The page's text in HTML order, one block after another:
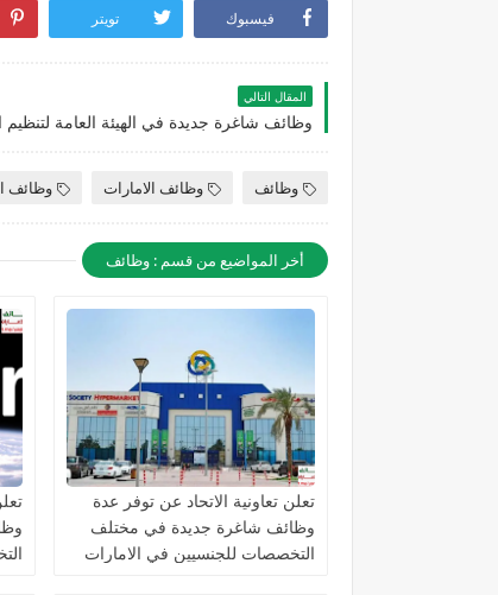
فيسبوك تويتر
المقال التالي
وظائف وظائف الامارات وظائف
أخر المواضيع من قسم : وظائف
تعلن تعاونية الاتحاد عن توفر عدة
وظائف شاغرة جديدة في مختلف
التخصصات للجنسيين في الامارات